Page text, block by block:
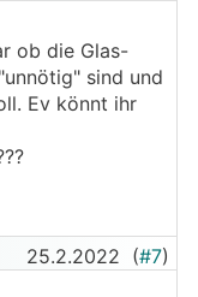
ob die Glas-
sind und
Ev könnt ihr
25.2.2022 (#7)